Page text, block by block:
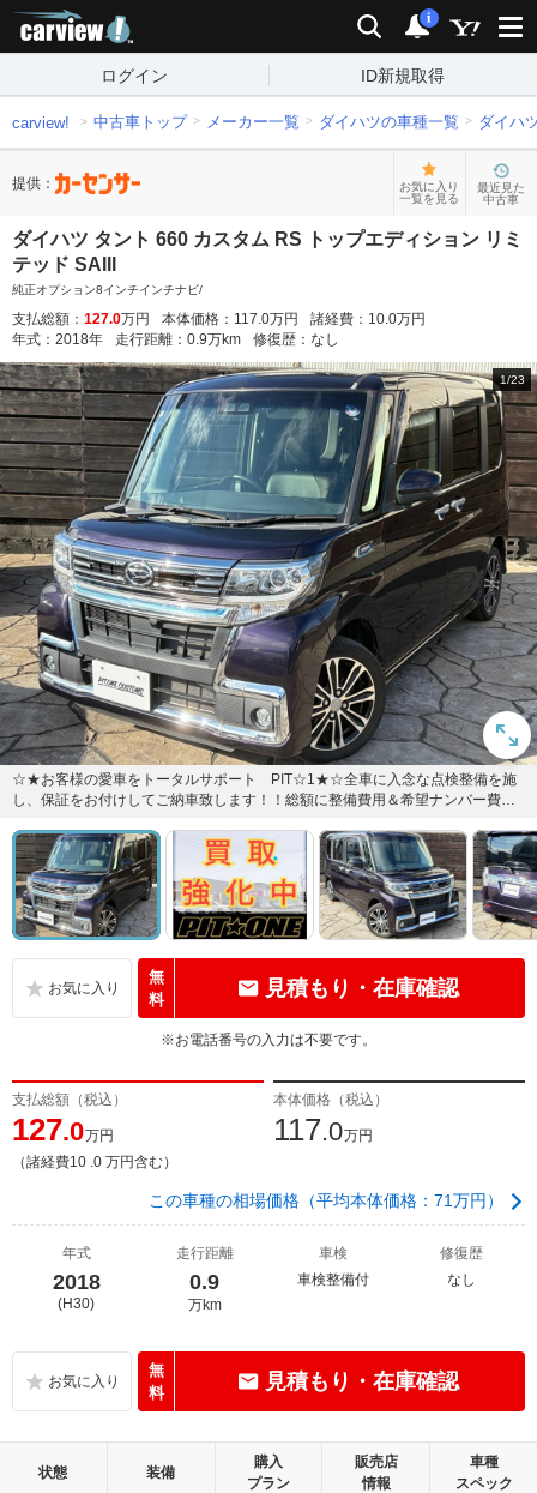
検索 通知
i
ログイン ID新規取得
carview! 中古車トップ メーカー一覧 ダイハツの車種一覧 ダイハ
提供：
お気に入り
一覧を見る
最近見た
中古車
ダイハツ タント 660 カスタム RS トップエディション リミ
テッド SAIII
純正オプション8インチインチナビ/
支払総額： 127.0万円 本体価格： 117.0万円 諸経費： 10.0万円
年式： 2018年 走行距離： 0.9万km 修復歴： なし
1/23
☆★お客様の愛車をトータルサポート PIT☆1★☆全車に入念な点検整備を施
し、保証をお付けしてご納車致します！！総額に整備費用＆希望ナンバー費用
無
料
見積もり・在庫確認
※お電話番号の入力は不要です。
支払総額（税込）
127.0万円
（諸経費10 .0 万円含む）
本体価格（税込）
117.0万円
この車種の相場価格（平均本体価格：71万円）
年式
2018
(H30)
走行距離
0.9
万km
車検
車検整備付
修復歴
なし
無
料
見積もり・在庫確認
状態 装備
購入
プラン
販売店
情報
車種
スペック